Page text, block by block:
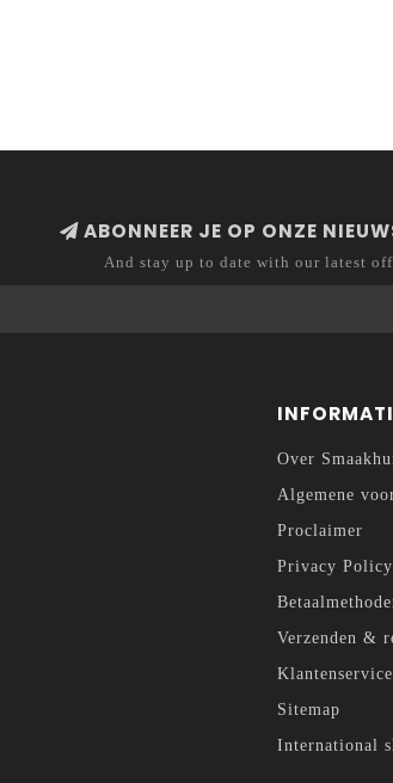
ABONNEER JE OP ONZE
And stay up to date with our latest
Over
Algemene
Proclaimer
Privacy Policy
Verzenden &
Klantenservice
Sitemap
International